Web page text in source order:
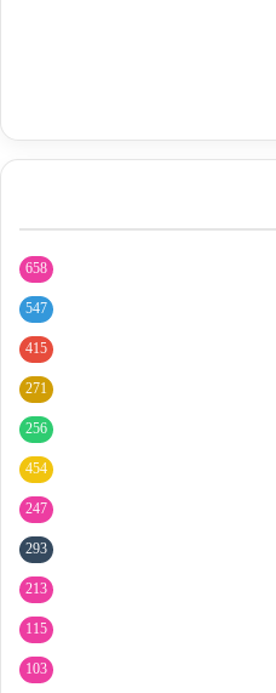
658
547
415
271
256
454
247
293
213
115
103